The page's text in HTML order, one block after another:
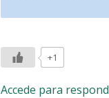
+1
Accede para